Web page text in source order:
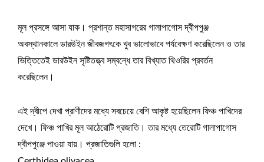
মূল প্রসঙ্গে আসা যাক। প্রশান্ত মহাসাগরের গালাপাগোস দ্বীপপুঞ্জ
অবস্থানকালে ডারউইন জীবজগৎকে খুব ভালোভাবে পর্যবেক্ষণ করেছিলেন ও তার
ভিত্তিতেই ডারউইন সৃষ্টিতত্ত্ব সম্বন্ধে তার বিখ্যাত থিওরির প্রবর্তন
করেছিলেন।
এই দ্বীপে দেখা প্রাণীদের মধ্যে সবচেয়ে বেশি আকৃষ্ট হয়েছিলেন ফিঞ্চ পাখিদের
দেখে। ফিঞ্চ পাখির মূল আঠেরোটি প্রজাতি। তার মধ্যে তেরোটি গালাপাগোস
দ্বীপপুঞ্জে পাওয়া যায়। প্রজাতিগুলি হলো :